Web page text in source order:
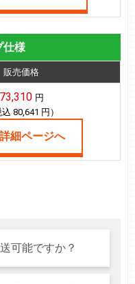
仕様
販売価格
73,310 円
込 80,641 円）
細ページへ
可能ですか？